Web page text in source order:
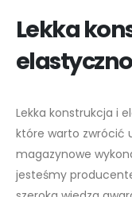
Lekka
Lekka konstrukcja i
które warto zwrócić
magazynowe
jesteśmy